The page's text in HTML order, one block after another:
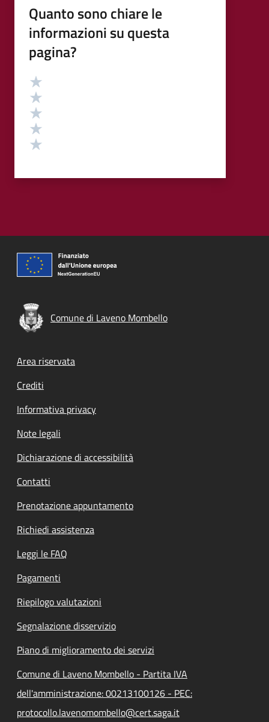
Quanto sono chiare le
informazioni su questa
pagina?
Valutazione
Comune di Laveno Mombello
Footer menu
Area riservata
Crediti
Informativa privacy
Note legali
Dichiarazione di accessibilità
Contatti
Prenotazione appuntamento
Richiedi assistenza
Leggi le FAQ
Pagamenti
Riepilogo valutazioni
Segnalazione disservizio
Piano di miglioramento dei servizi
Comune di Laveno Mombello - Partita IVA
dell'amministrazione: 00213100126 - PEC:
protocollo.lavenomombello@cert.saga.it